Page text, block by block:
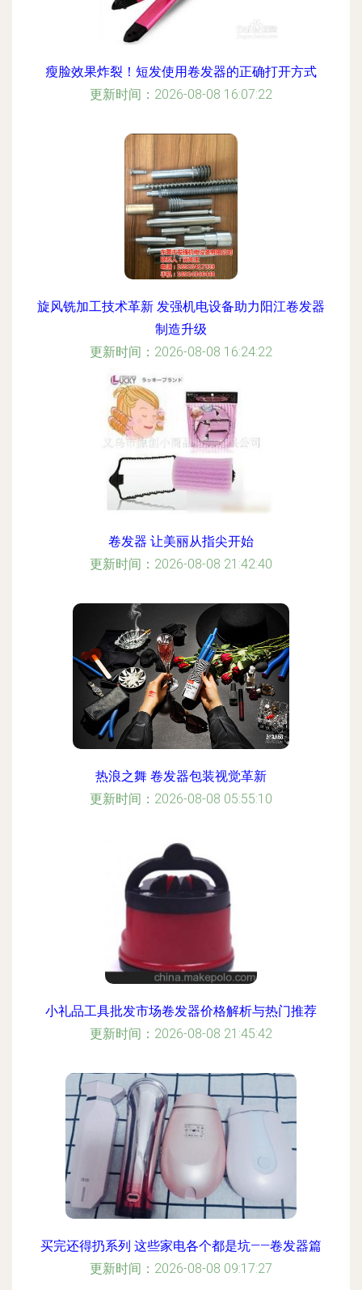
瘦脸效果炸裂！短发使用卷发器的正确打开方式
更新时间：2026-08-08 16:07:22
旋风铣加工技术革新 发强机电设备助力阳江卷发器
制造升级
更新时间：2026-08-08 16:24:22
卷发器 让美丽从指尖开始
更新时间：2026-08-08 21:42:40
热浪之舞 卷发器包装视觉革新
更新时间：2026-08-08 05:55:10
小礼品工具批发市场卷发器价格解析与热门推荐
更新时间：2026-08-08 21:45:42
买完还得扔系列 这些家电各个都是坑——卷发器篇
更新时间：2026-08-08 09:17:27